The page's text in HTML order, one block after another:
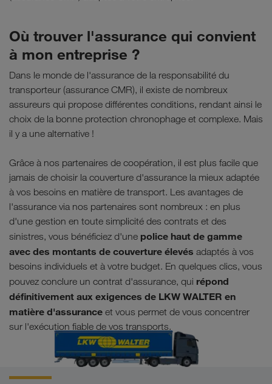
Où trouver l'assurance qui convient
à mon entreprise ?
Dans le monde de l'assurance de la responsabilité du
transporteur (assurance CMR), il existe de nombreux
assureurs qui propose différentes conditions, rendant ainsi le
choix de la bonne protection chronophage et complexe. Mais
il y a une alternative !
Grâce à nos partenaires de coopération, il est plus facile que
jamais de choisir la couverture d'assurance la mieux adaptée
à vos besoins en matière de transport. Les avantages de
l'assurance via nos partenaires sont nombreux : en plus
d'une gestion en toute simplicité des contrats et des
sinistres, vous bénéficiez d'une police haut de gamme
avec des montants de couverture élevés adaptés à vos
besoins individuels et à votre budget. En quelques clics, vous
pouvez conclure un contrat d'assurance, qui répond
définitivement aux exigences de LKW WALTER en
matière d'assurance et vous permet de vous concentrer
sur l'exécution fiable de vos transports.